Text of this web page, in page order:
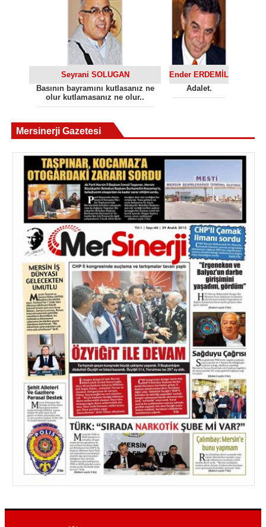
Seyrani SOLUGAN
Basının bayramını kutlasanız ne
olur kutlamasanız ne olur..
Ender ERDEMİL
Adalet.
Mersinerji Gazetesi